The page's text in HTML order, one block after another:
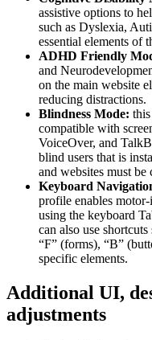
assistive options to
such as Dyslexia,
essential elements of
ADHD Friendly
and
on the main website
reducing distractions.
Blindness Mode:
compatible with
VoiceOver, and
blind users that is
and websites must
Keyboard
profile enables
using the keyboard
can also use
“F” (forms), “B”
specific elements.
Additional UI,
adjustments